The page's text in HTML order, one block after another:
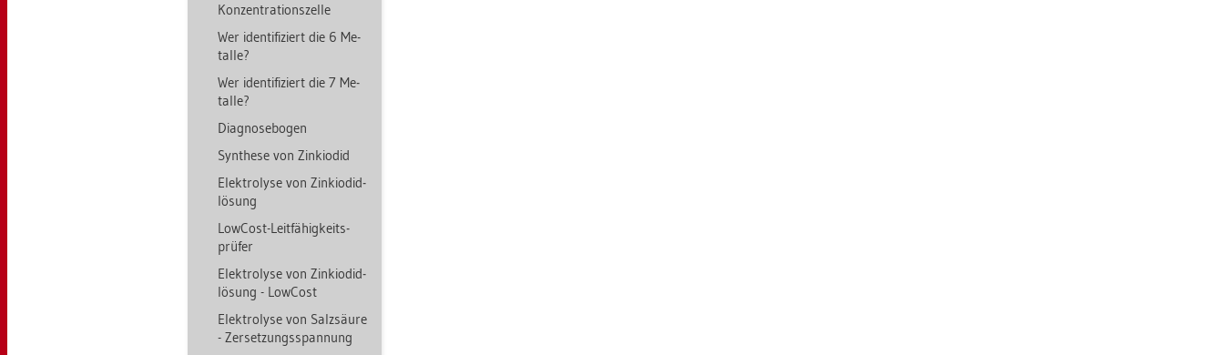
Kon­zen­tra­ti­ons­zel­le
Wer iden­ti­fi­ziert die 6 Me­
tal­le?
Wer iden­ti­fi­ziert die 7 Me­
tal­le?
Dia­gno­se­bo­gen
Syn­the­se von Zin­ki­odid
Elek­tro­ly­se von Zin­ki­odid­
lö­sung
Low­Cost-Leit­fä­hig­keits­
prü­fer
Elek­tro­ly­se von Zin­ki­odid­
lö­sung - Low­Cost
Elek­tro­ly­se von Salz­säu­re
- Zer­set­zungs­span­nung